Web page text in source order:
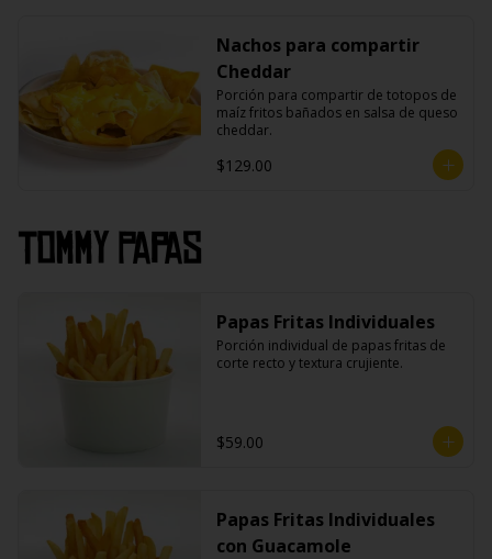
Nachos para compartir
Cheddar
Porción para compartir de totopos de
maíz fritos bañados en salsa de queso
cheddar.
$129.00
Tommy Papas
Papas Fritas Individuales
Porción individual de papas fritas de
corte recto y textura crujiente.
$59.00
Papas Fritas Individuales
con Guacamole